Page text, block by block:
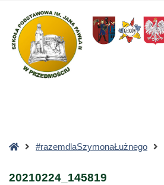
Szkoła
Podstawowa
Strona#razemdlaSzymonaŁużnego
20210224_145819